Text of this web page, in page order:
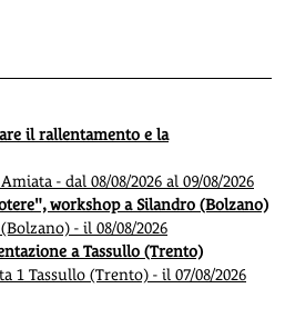
il rallentamento e la
- dal 08/08/2026 al 09/08/2026
workshop a Silandro (Bolzano)
- il 08/08/2026
a Tassullo (Trento)
1 Tassullo (Trento) - il 07/08/2026